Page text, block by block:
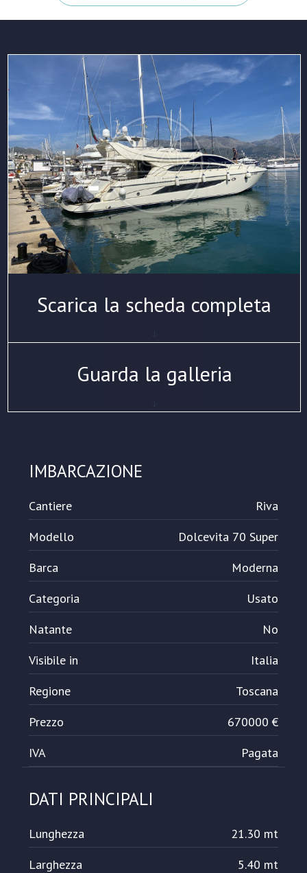
Scarica la scheda completa
Guarda la galleria
IMBARCAZIONE
Cantiere
Riva
Modello
Dolcevita 70 Super
Barca
Moderna
Categoria
Usato
Natante
No
Visibile in
Italia
Regione
Toscana
Prezzo
670000 €
IVA
Pagata
DATI PRINCIPALI
Lunghezza
21.30 mt
Larghezza
5.40 mt